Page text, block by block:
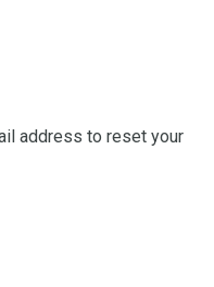
address to reset your